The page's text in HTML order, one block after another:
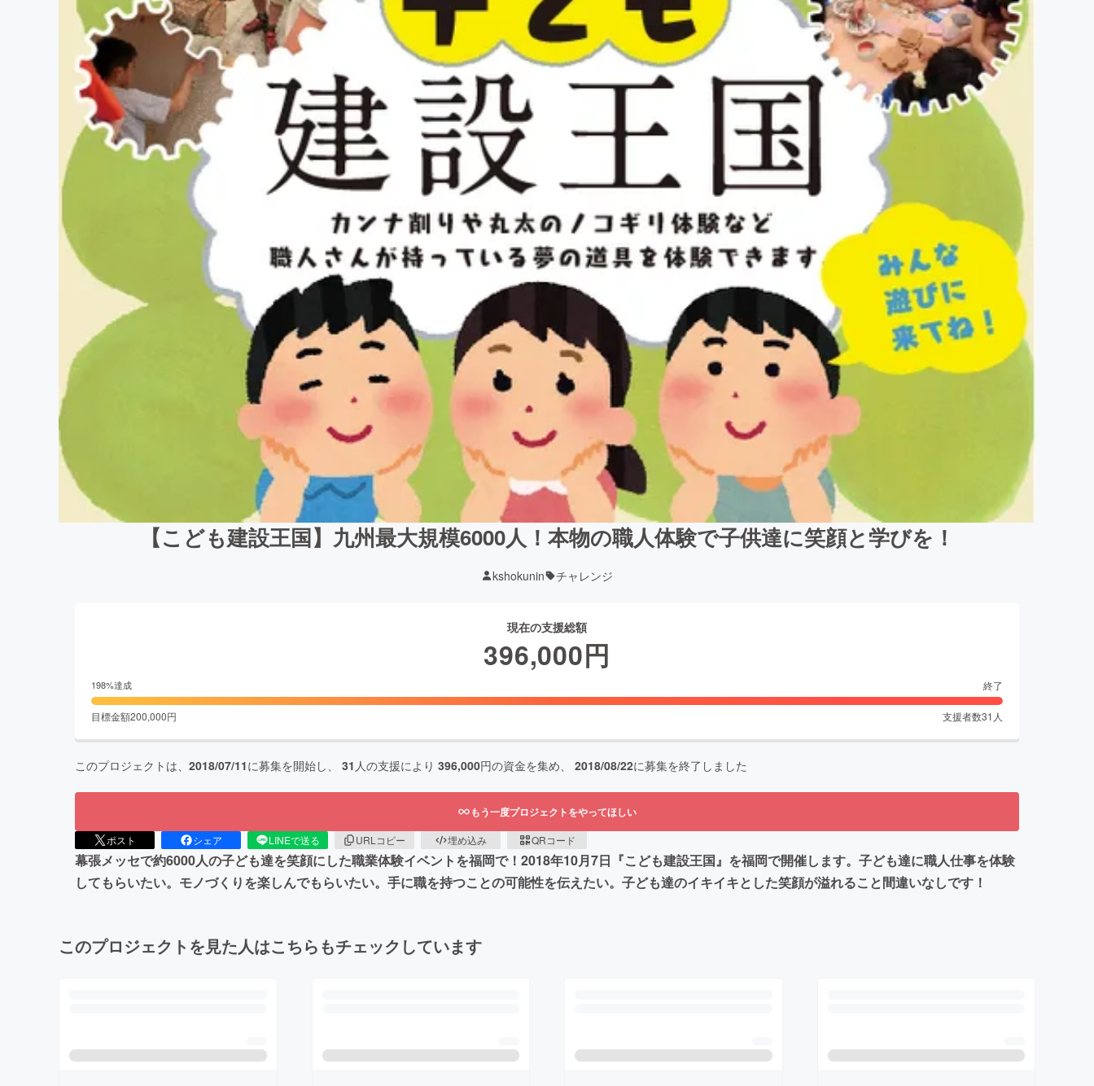
【こども建設王国】九州最大規模6000人！本物の職人体験で子供達に笑顔と学びを！
kshokunin チャレンジ
現在の支援総額
396,000円
198%達成 終了
目標金額200,000円 支援者数31 人
このプロジェクトは、 2018/07/11に募集を開始し、 31 人の支援により 396,000円の資金を集め、 2018/08/22に募集を終了しました
もう一度プロジェクトをやってほしい
ポスト シェア LINEで送る URLコピー 埋め込み QRコード
幕張メッセで約6000人の子ども達を笑顔にした職業体験イベントを福岡で！2018年10月7日『こども建設王国』を福岡で開催します。子ども達に職人仕事を体験
してもらいたい。モノづくりを楽しんでもらいたい。手に職を持つことの可能性を伝えたい。子ども達のイキイキとした笑顔が溢れること間違いなしです！
このプロジェクトを見た人はこちらもチェックしています